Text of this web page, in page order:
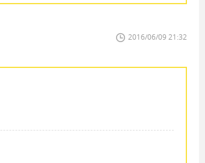
2016/06/09 21:32